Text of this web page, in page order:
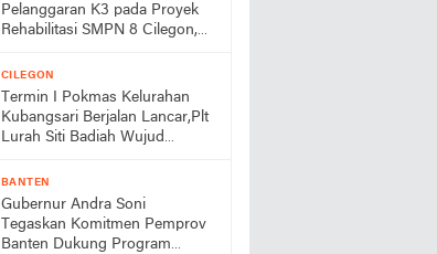
Pelanggaran K3 pada Proyek
Rehabilitasi SMPN 8 Cilegon,
CILEGON
Termin I Pokmas Kelurahan
Kubangsari Berjalan Lancar,Plt
Lurah Siti Badiah Wujud
Lingkungan
BANTEN
Gubernur Andra Soni
Tegaskan Komitmen Pemprov
Banten Dukung Program